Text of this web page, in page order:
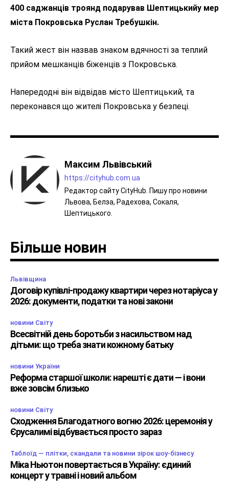
400 саджанців троянд подарував Шептицькийу мер
міста Покровська Руслан Требушкін.
Такий жест він назвав знаком вдячності за теплий
прийом мешканців біженців з Покровська.
Напередодні він відвідав місто Шептицький, та
переконався що жителі Покровська у безпеці.
Максим Львівський
https://cityhub.com.ua
Редактор сайту CityHub. Пишу про новини
Львова, Белза, Радехова, Сокаля,
Шептицького.
Більше новин
Львівщина
Договір купівлі-продажу квартири через нотаріуса у
2026: документи, податки та нові закони
новини Світу
Всесвітній день боротьби з насильством над
дітьми: що треба знати кожному батьку
новини України
Реформа старшої школи: нарешті є дати — і вони
вже зовсім близько
новини Світу
Сходження Благодатного вогню 2026: церемонія у
Єрусалимі відбувається просто зараз
Таблоїд — плітки, скандали та новини зірок шоу-бізнесу
Міка Ньютон повертається в Україну: єдиний
концерт у травні і новий альбом